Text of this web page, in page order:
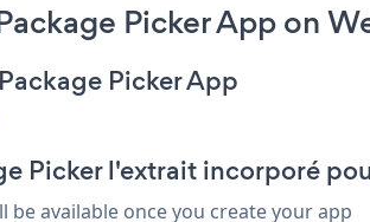
Picker App on
Picker App
Picker l'extrait incorporé
be available once you create your app